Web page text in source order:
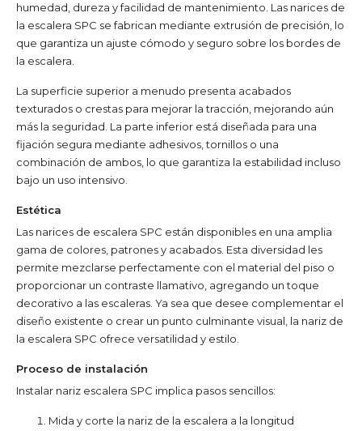
humedad, dureza y facilidad de mantenimiento. Las narices de
la escalera SPC se fabrican mediante extrusión de precisión, lo
que garantiza un ajuste cómodo y seguro sobre los bordes de
la escalera.
La superficie superior a menudo presenta acabados
texturados o crestas para mejorar la tracción, mejorando aún
más la seguridad. La parte inferior está diseñada para una
fijación segura mediante adhesivos, tornillos o una
combinación de ambos, lo que garantiza la estabilidad incluso
bajo un uso intensivo.
Estética
Las narices de escalera SPC están disponibles en una amplia
gama de colores, patrones y acabados. Esta diversidad les
permite mezclarse perfectamente con el material del piso o
proporcionar un contraste llamativo, agregando un toque
decorativo a las escaleras. Ya sea que desee complementar el
diseño existente o crear un punto culminante visual, la nariz de
la escalera SPC ofrece versatilidad y estilo.
Proceso de instalación
Instalar nariz escalera SPC implica pasos sencillos:
Mida y corte la nariz de la escalera a la longitud